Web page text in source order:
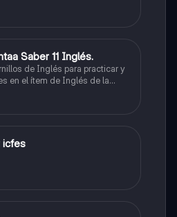
Saber 11 Inglés.
de Inglés para practicar y
en el ítem de Inglés de la
icfes